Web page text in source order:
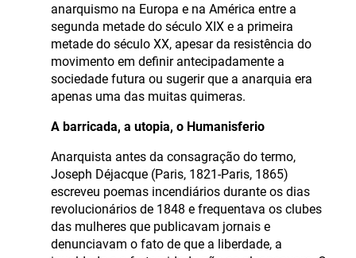
anarquismo na Europa e na América entre a
segunda metade do século XIX e a primeira
metade do século XX, apesar da resistência do
movimento em definir antecipadamente a
sociedade futura ou sugerir que a anarquia era
apenas uma das muitas quimeras.
A barricada, a utopia, o Humanisferio
Anarquista antes da consagração do termo,
Joseph Déjacque (Paris, 1821-Paris, 1865)
escreveu poemas incendiários durante os dias
revolucionários de 1848 e frequentava os clubes
das mulheres que publicavam jornais e
denunciavam o fato de que a liberdade, a